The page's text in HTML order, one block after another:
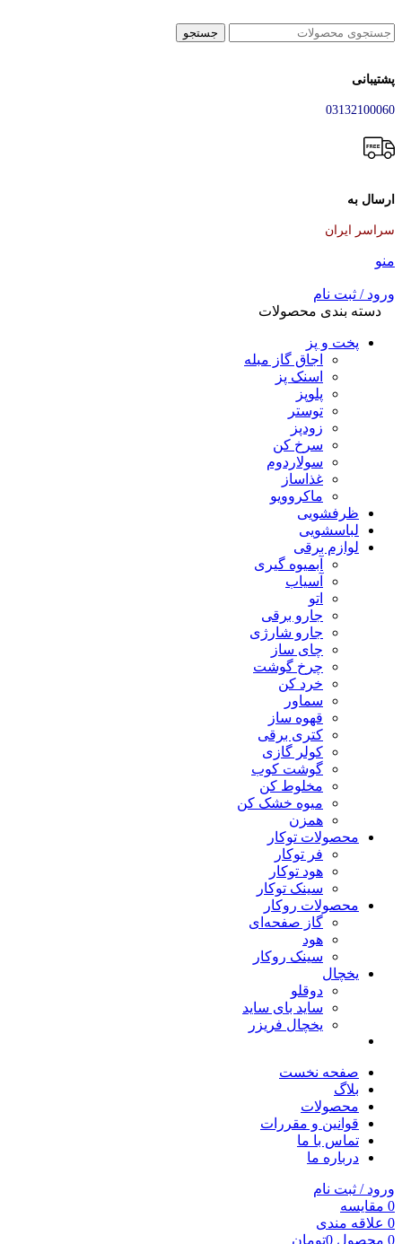
جستجو
پشتیبانی
03132100060
ارسال به
سراسر ایران
منو
ورود / ثبت نام
دسته بندی محصولات
پخت و پز
اجاق گاز مبله
اسنک پز
پلوپز
توستر
زودپز
سرخ کن
سولاردوم
غذاساز
ماکروویو
ظرفشویی
لباسشویی
لوازم برقی
آبمیوه گیری
آسیاب
اتو
جارو برقی
جارو شارژی
چای ساز
چرخ گوشت
خرد کن
سماور
قهوه ساز
کتری برقی
کولر گازی
گوشت کوب
مخلوط کن
میوه خشک کن
همزن
محصولات توکار
فر توکار
هود توکار
سینک توکار
محصولات روکار
گاز صفحه‌ای
هود
سینک روکار
یخچال
دوقلو
ساید بای ساید
یخچال فریزر
صفحه نخست
بلاگ
محصولات
قوانین و مقررات
تماس با ما
درباره ما
ورود / ثبت نام
0 مقایسه
0 علاقه مندی
0 محصول 0تومان